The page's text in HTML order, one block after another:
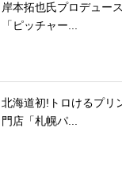
岸本拓也氏プロデュー
「ピッチャー...
北海道初!トロけるプリ
⾨店「札幌パ...